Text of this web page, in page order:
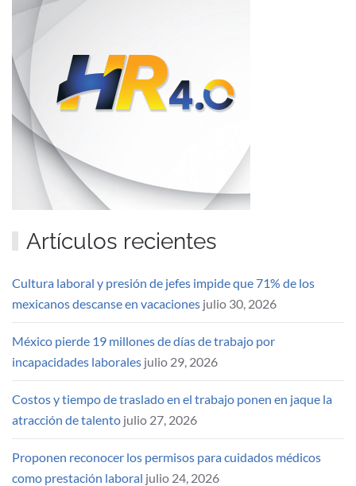
Artículos recientes
Cultura laboral y presión de jefes impide que 71% de los
mexicanos descanse en vacaciones julio 30, 2026
México pierde 19 millones de días de trabajo por
incapacidades laborales julio 29, 2026
Costos y tiempo de traslado en el trabajo ponen en jaque la
atracción de talento julio 27, 2026
Proponen reconocer los permisos para cuidados médicos
como prestación laboral julio 24, 2026